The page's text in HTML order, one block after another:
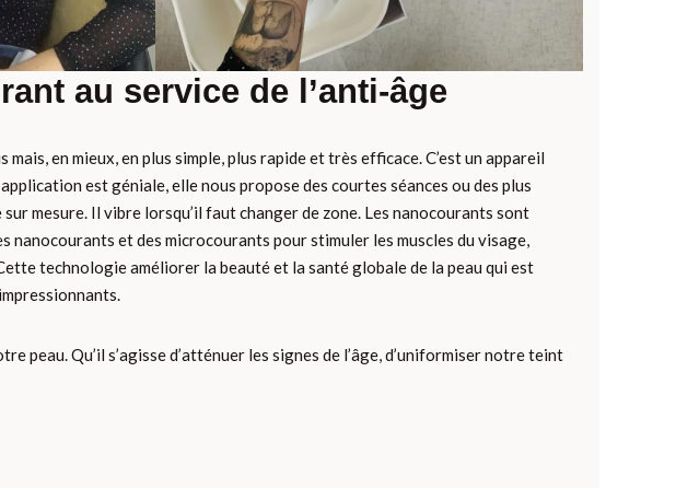
au service de l’anti-âge
en mieux, en plus simple, plus rapide et très efficace. C’est un appareil
est géniale, elle nous propose des courtes séances ou des plus
mesure. Il vibre lorsqu’il faut changer de zone. Les nanocourants sont
nanocourants et des microcourants pour stimuler les muscles du visage,
technologie améliorer la beauté et la santé globale de la peau qui est
peau. Qu’il s’agisse d’atténuer les signes de l’âge, d’uniformiser notre teint